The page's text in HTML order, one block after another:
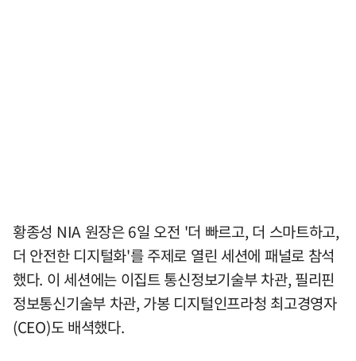
황종성 NIA 원장은 6일 오전 '더 빠르고, 더 스마트하고,
더 안전한 디지털화'를 주제로 열린 세션에 패널로 참석
했다. 이 세션에는 이집트 통신정보기술부 차관, 필리핀
정보통신기술부 차관, 가봉 디지털인프라청 최고경영자
(CEO)도 배셕했다.